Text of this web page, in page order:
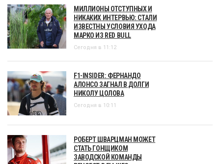
МИЛЛИОНЫ ОТСТУПНЫХ И
НИКАКИХ ИНТЕРВЬЮ: СТАЛИ
ИЗВЕСТНЫ УСЛОВИЯ УХОДА
МАРКО ИЗ RED BULL
Сегодня в 11:12
F1-INSIDER: ФЕРНАНДО
АЛОНСО ЗАГНАЛ В ДОЛГИ
НИКОЛУ ЦОЛОВА
Сегодня в 10:11
РОБЕРТ ШВАРЦМАН МОЖЕТ
СТАТЬ ГОНЩИКОМ
ЗАВОДСКОЙ КОМАНДЫ